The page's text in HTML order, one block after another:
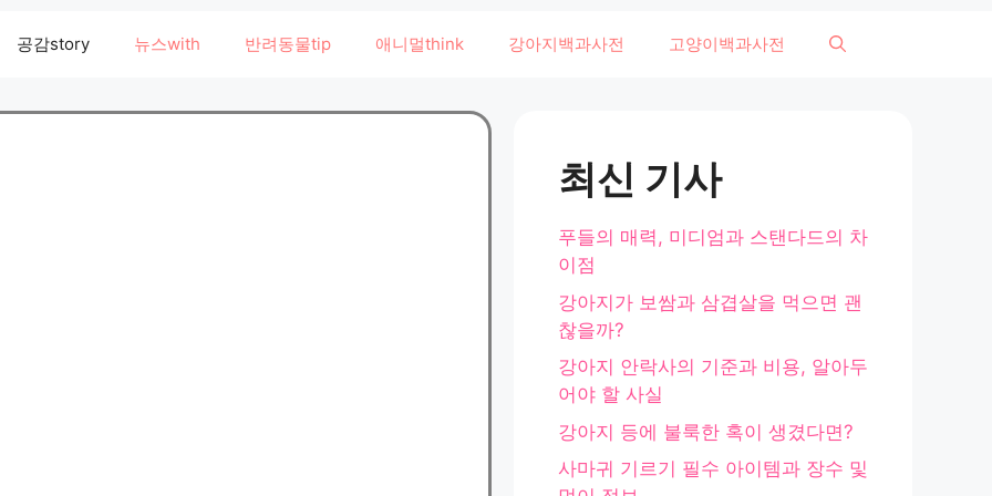
공감story 뉴스with 반려동물tip 애니멀think 강아지백과사전 고양이백과사전
최신 기사
푸들의 매력, 미디엄과 스탠다드의 차
이점
강아지가 보쌈과 삼겹살을 먹으면 괜
찮을까?
강아지 안락사의 기준과 비용, 알아두
어야 할 사실
강아지 등에 불룩한 혹이 생겼다면?
사마귀 기르기 필수 아이템과 장수 및